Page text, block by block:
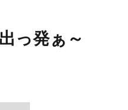
っ発ぁ～